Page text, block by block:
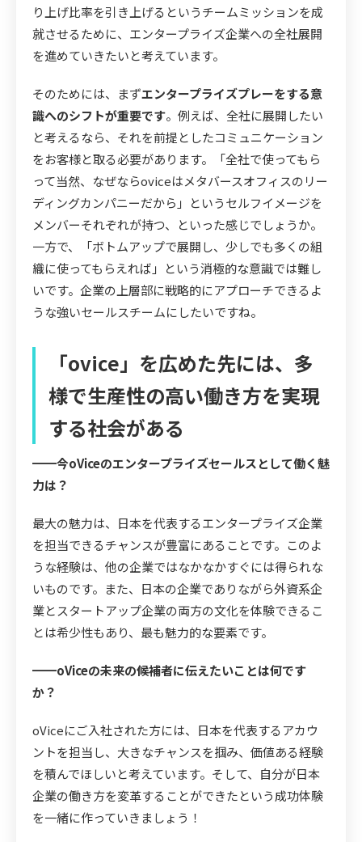
り上げ比率を引き上げるというチームミッションを成
就させるために、エンタープライズ企業への全社展開
を進めていきたいと考えています。
そのためには、まずエンタープライズプレーをする意
識へのシフトが重要です。例えば、全社に展開したい
と考えるなら、それを前提としたコミュニケーション
をお客様と取る必要があります。「全社で使ってもら
って当然、なぜならoviceはメタバースオフィスのリー
ディングカンパニーだから」というセルフイメージを
メンバーそれぞれが持つ、といった感じでしょうか。
一方で、「ボトムアップで展開し、少しでも多くの組
織に使ってもらえれば」という消極的な意識では難し
いです。企業の上層部に戦略的にアプローチできるよ
うな強いセールスチームにしたいですね。
「ovice」を広めた先には、多
様で生産性の高い働き方を実現
する社会がある
━━今oViceのエンタープライズセールスとして働く魅
力は？
最大の魅力は、日本を代表するエンタープライズ企業
を担当できるチャンスが豊富にあることです。このよ
うな経験は、他の企業ではなかなかすぐには得られな
いものです。また、日本の企業でありながら外資系企
業とスタートアップ企業の両方の文化を体験できるこ
とは希少性もあり、最も魅力的な要素です。
━━oViceの未来の候補者に伝えたいことは何です
か？
oViceにご入社された方には、日本を代表するアカウ
ントを担当し、大きなチャンスを掴み、価値ある経験
を積んでほしいと考えています。そして、自分が日本
企業の働き方を変革することができたという成功体験
を一緒に作っていきましょう！